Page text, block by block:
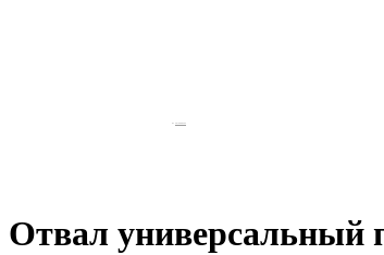
Отвал универсальный